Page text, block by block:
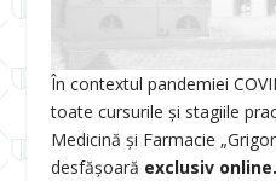
În contextul pandemiei
toate cursurile și stagiile
Medicină și Farmacie
desfășoară exclusiv online.